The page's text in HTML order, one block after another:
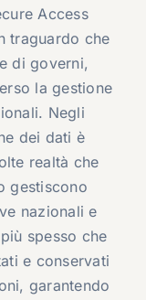
Access
traguardo che
di governi,
la gestione
Negli
dei dati è
realtà che
gestiscono
nazionali e
spesso che
e conservati
garantendo